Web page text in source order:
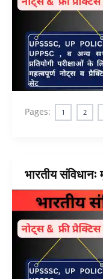
Pages: 1 2
भारतीय